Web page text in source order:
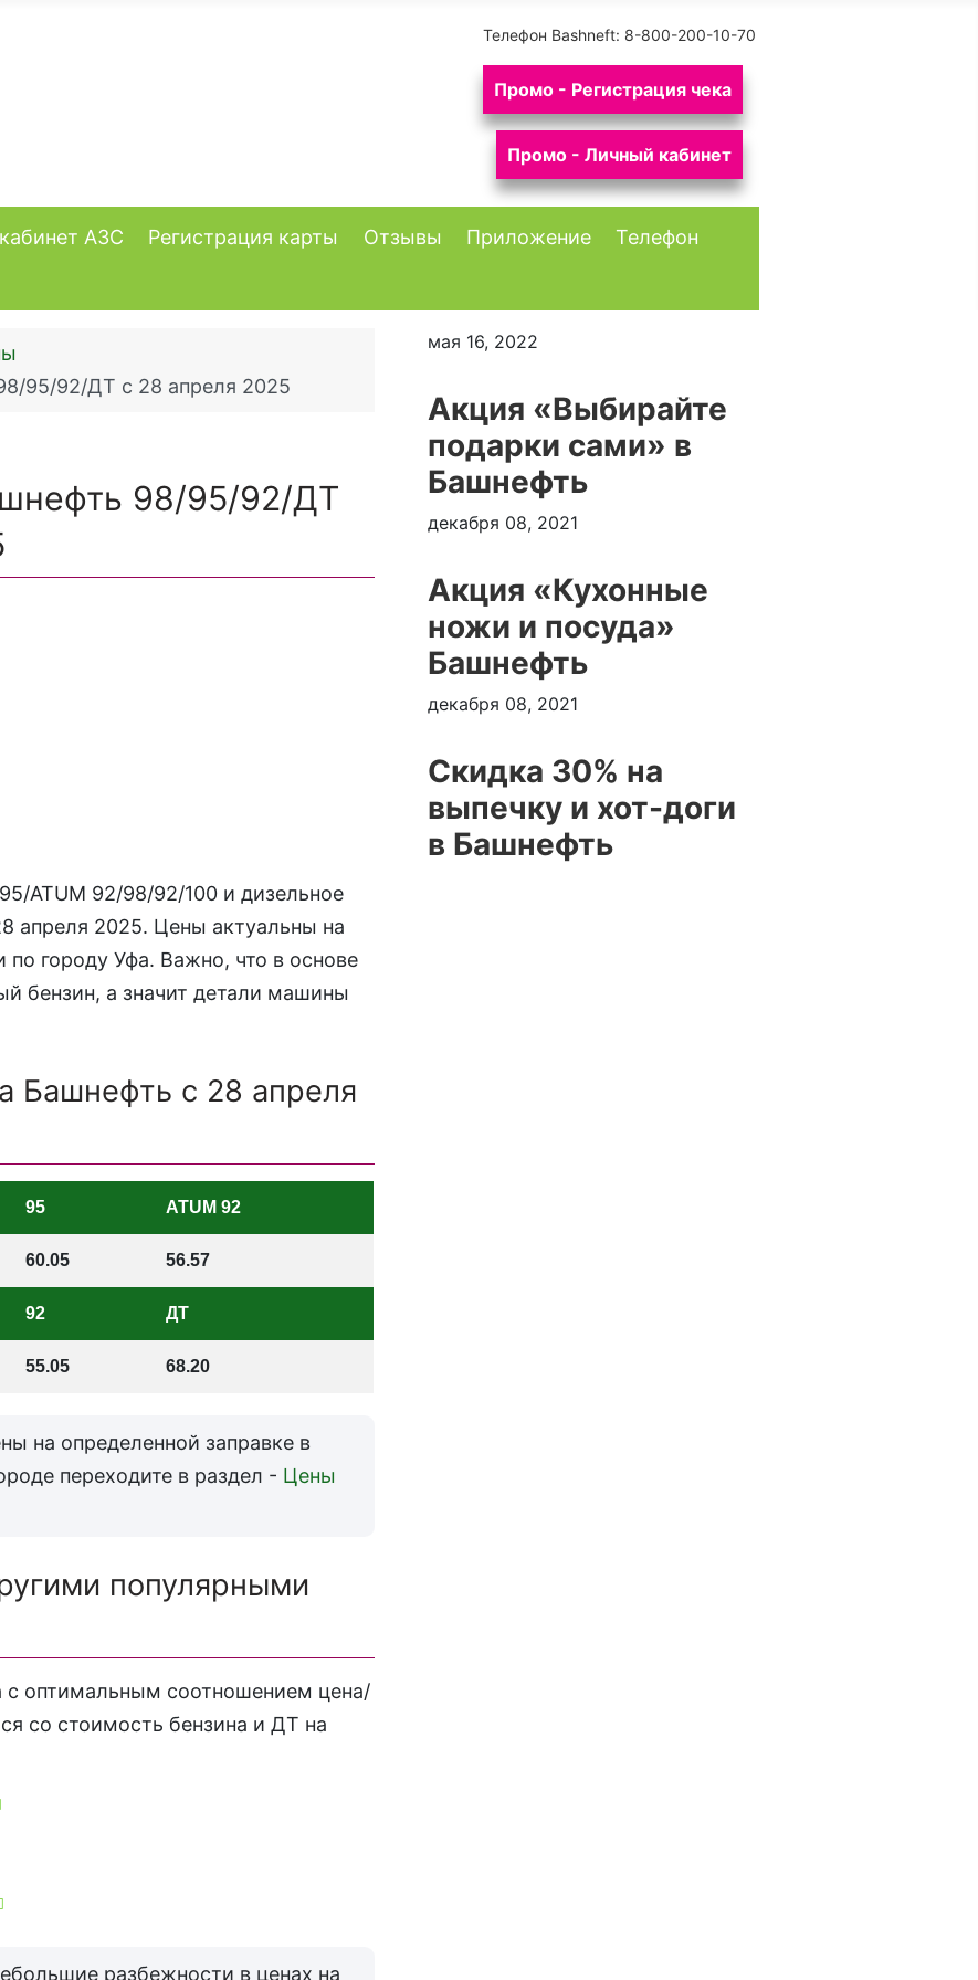
Телефон Bashneft: 8-800-200-10-70
Промо - Регистрация чека
Промо - Личный кабинет
АЗС Регистрация карты Отзывы Приложение
Телефон
95/92/ДТ с 28 апреля 2025
98/95/92/ДТ
ATUM 92/98/92/100 и дизельное
апреля 2025. Цены актуальны на
по городу Уфа. Важно, что в основе
бензин, а значит детали машины
Башнефть с 28 апреля
95 ATUM 92
60.05 56.57
92 ДТ
55.05 68.20
на определенной заправке в
переходите в раздел - Цены
популярными
с оптимальным соотношением цена/
со стоимость бензина и ДТ на
разбежности в ценах на
мая 16, 2022
Акция «Выбирайте
подарки сами» в
Башнефть
декабря 08, 2021
Акция «Кухонные
ножи и посуда»
Башнефть
декабря 08, 2021
Скидка 30% на
выпечку и хот-доги
в Башнефть